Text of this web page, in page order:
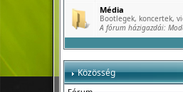
Média
Bootlegek, koncertek,
A fórum házigazdái:
Közösség